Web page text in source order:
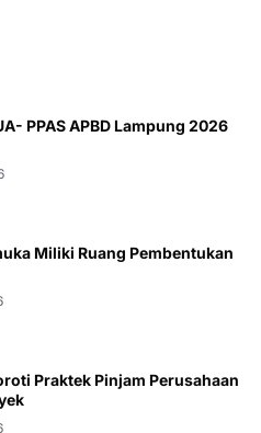
PPAS APBD Lampung 2026
Miliki Ruang Pembentukan
Praktek Pinjam Perusahaan